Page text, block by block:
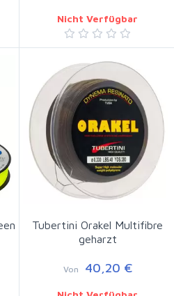
Nicht Verfügbar
Tubertini Orakel Multifibre
geharzt
Von 40,20 €